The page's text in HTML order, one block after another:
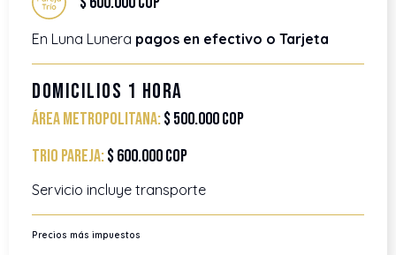
En Luna Lunera pagos en efectivo o Tarjeta
Domicilios 1 Hora
Área Metropolitana:$ 500.000 COP
trio pareja:$ 600.000 COP
Servicio incluye transporte
Precios más impuestos